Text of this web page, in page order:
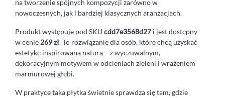
na tworzenie spójnych kompozycji zarówno w
nowoczesnych, jak i bardziej klasycznych aranżacjach.
Produkt występuje pod SKU cdd7e3568d27 i jest dostępny
w cenie 269 zł. To rozwiązanie dla osób, które chcą uzyskać
estetykę inspirowaną naturą – z wyczuwalnym,
dekoracyjnym motywem w odcieniach zieleni i wrażeniem
marmurowej głębi.
W praktyce taka płytka świetnie sprawdza się tam, gdzie